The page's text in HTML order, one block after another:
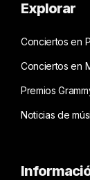
Explorar
Conciertos en
Conciertos en
Premios
Noticias de